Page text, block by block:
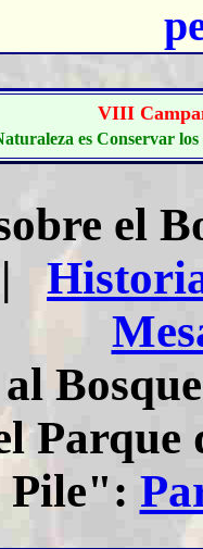
VIII C
es Conservar
el
|
al
Pile":